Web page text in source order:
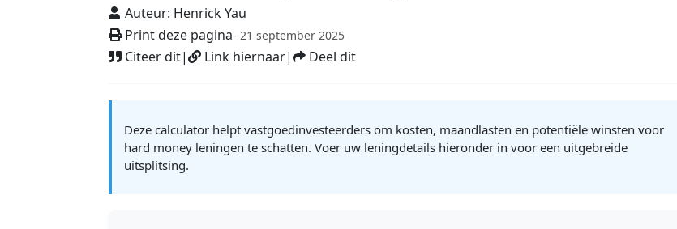
Auteur: Henrick Yau
Print deze pagina- 21 september 2025
Citeer dit| Link hiernaar| Deel dit
Deze calculator helpt vastgoedinvesteerders om kosten, maandlasten en potentiële winsten voor
hard money leningen te schatten. Voer uw leningdetails hieronder in voor een uitgebreide
uitsplitsing.